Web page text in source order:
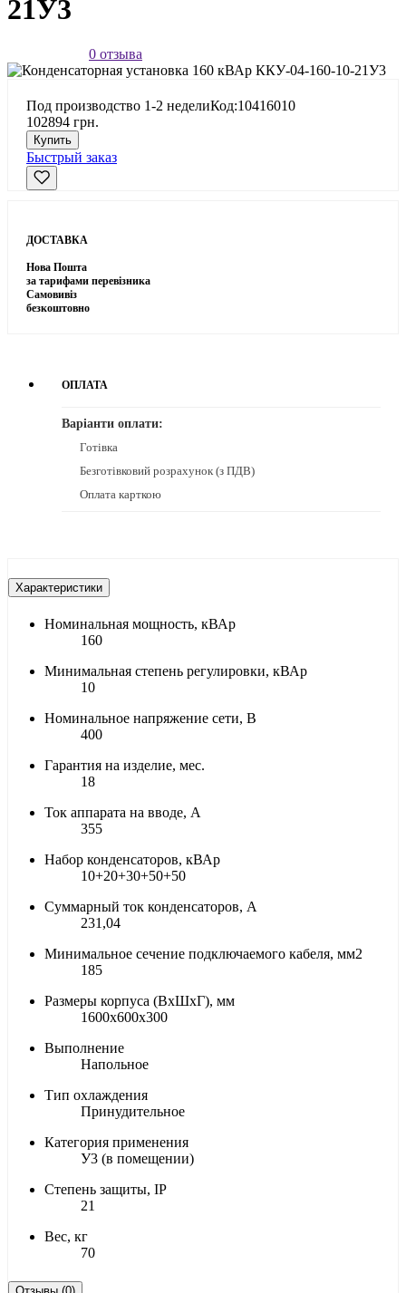
21У3
0 отзыва
Под производство 1-2 неделиКод:10416010
102894 грн.
Купить
Быстрый заказ
ДОСТАВКА
Нова Пошта
за тарифами перевізника
Самовивіз
безкоштовно
ОПЛАТА
Варіанти оплати:
Готівка
Безготівковий розрахунок (з ПДВ)
Оплата карткою
Характеристики
Номинальная мощность, кВАр
160
Минимальная степень регулировки, кВАр
10
Номинальное напряжение сети, В
400
Гарантия на изделие, мес.
18
Ток аппарата на вводе, А
355
Набор конденсаторов, кВАр
10+20+30+50+50
Суммарный ток конденсаторов, А
231,04
Минимальное сечение подключаемого кабеля, мм2
185
Размеры корпуса (ВхШхГ), мм
1600х600х300
Выполнение
Напольное
Тип охлаждения
Принудительное
Категория применения
У3 (в помещении)
Степень защиты, IP
21
Вес, кг
70